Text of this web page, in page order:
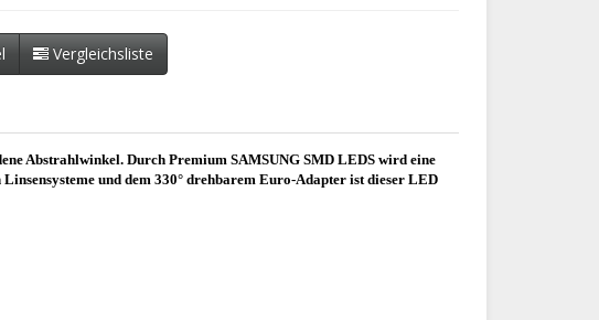
Vergleichsliste
Abstrahlwinkel. Durch Premium SAMSUNG SMD LEDS wird eine
und dem 330° drehbarem Euro-Adapter ist dieser LED